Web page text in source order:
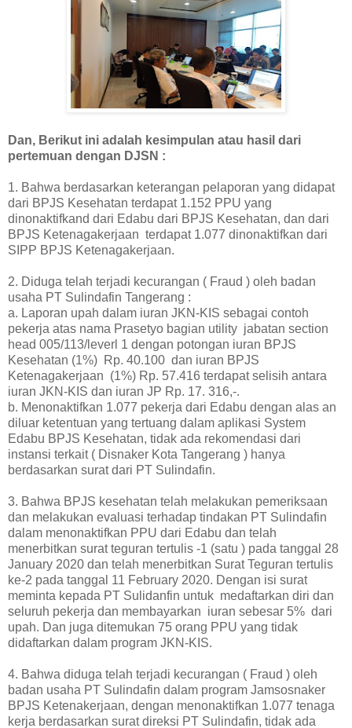
Dan, Berikut ini adalah kesimpulan atau hasil dari
pertemuan dengan DJSN :
1. Bahwa berdasarkan keterangan pelaporan yang didapat
dari BPJS Kesehatan terdapat 1.152 PPU yang
dinonaktifkand dari Edabu dari BPJS Kesehatan, dan dari
BPJS Ketenagakerjaan terdapat 1.077 dinonaktifkan dari
SIPP BPJS Ketenagakerjaan.
2. Diduga telah terjadi kecurangan ( Fraud ) oleh badan
usaha PT Sulindafin Tangerang :
a. Laporan upah dalam iuran JKN-KIS sebagai contoh
pekerja atas nama Prasetyo bagian utility jabatan section
head 005/113/leverl 1 dengan potongan iuran BPJS
Kesehatan (1%) Rp. 40.100 dan iuran BPJS
Ketenagakerjaan (1%) Rp. 57.416 terdapat selisih antara
iuran JKN-KIS dan iuran JP Rp. 17. 316,-.
b. Menonaktifkan 1.077 pekerja dari Edabu dengan alas an
diluar ketentuan yang tertuang dalam aplikasi System
Edabu BPJS Kesehatan, tidak ada rekomendasi dari
instansi terkait ( Disnaker Kota Tangerang ) hanya
berdasarkan surat dari PT Sulindafin.
3. Bahwa BPJS kesehatan telah melakukan pemeriksaan
dan melakukan evaluasi terhadap tindakan PT Sulindafin
dalam menonaktifkan PPU dari Edabu dan telah
menerbitkan surat teguran tertulis -1 (satu ) pada tanggal 28
January 2020 dan telah menerbitkan Surat Teguran tertulis
ke-2 pada tanggal 11 February 2020. Dengan isi surat
meminta kepada PT Sulidanfin untuk medaftarkan diri dan
seluruh pekerja dan membayarkan iuran sebesar 5% dari
upah. Dan juga ditemukan 75 orang PPU yang tidak
didaftarkan dalam program JKN-KIS.
4. Bahwa diduga telah terjadi kecurangan ( Fraud ) oleh
badan usaha PT Sulindafin dalam program Jamsosnaker
BPJS Ketenakerjaan, dengan menonaktifkan 1.077 tenaga
kerja berdasarkan surat direksi PT Sulindafin, tidak ada